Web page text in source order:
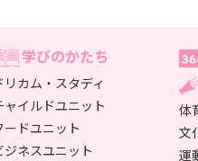
学びのかたち
リカム・スタディ
ャイルドユニット
ードユニット
ジネスユニット
体
文
運